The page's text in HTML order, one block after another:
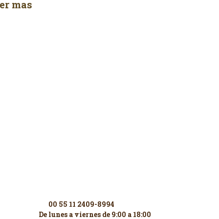
mas
00 55 11 2409-8994
De lunes a viernes de 9:00 a 18:00